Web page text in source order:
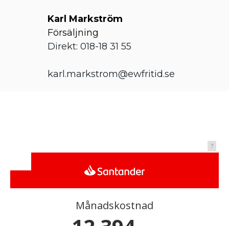
Karl Markström
Försäljning
Direkt: 018-18 31 55
karl.markstrom@ewfritid.se